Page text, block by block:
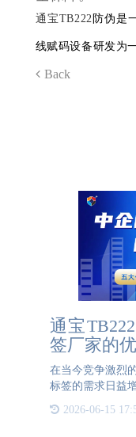
通宝TB222 防伪是
线赋码设备研发为
Back
通宝
签厂家的
在当今竞争激烈
标签的需求日益
拥有独立的印刷
2026-06-15